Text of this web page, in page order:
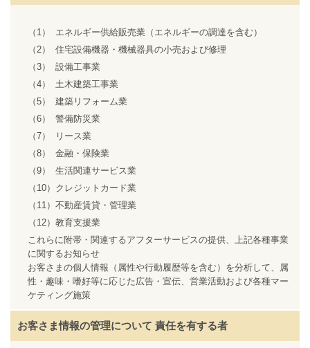
（1）
エネルギー供給販売業（エネルギーの調達を含む）
（2）
住宅設備機器・機械器具の小売および修理
（3）
設備工事業
（4）
土木建築工事業
（5）
建築リフォーム業
（6）
警備防災業
（7）
リース業
（8）
金融・保険業
（9）
生活関連サービス業
（10） クレジットカード業
（11） 不動産賃貸・管理業
（12） 教育支援業
これらに附帯・関連するアフターサービスの提供、上記各種事業
に関するお知らせ
お客さまの個人情報（属性や行動履歴等を含む）を分析して、属
性・趣味・嗜好等に応じた広告・宣伝、営業活動および各種マー
ケティング施策
お客さま情報の管理について 責任を有する者